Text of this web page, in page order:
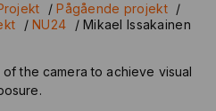
/Pågående projekt /
/NU24 /Mikael Issakainen
the camera to achieve visual